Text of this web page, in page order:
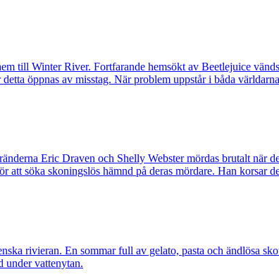
till Winter River. Fortfarande hemsökt av Beetlejuice
öppnas av misstag. När problem uppstår i båda
Eric Draven och Shelly Webster mördas brutalt när
att söka skoningslös hämnd på deras mördare. Han korsar
rivieran. En sommar full av gelato, pasta och ändlösa
under vattenytan.